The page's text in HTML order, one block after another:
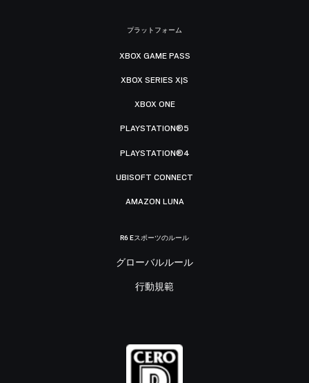
プラットフォーム
XBOX GAME PASS
XBOX SERIES X|S
XBOX ONE
PLAYSTATION®5
PLAYSTATION®4
UBISOFT CONNECT
AMAZON LUNA
R6 Eスポーツのルール
グローバルルール
行動規範